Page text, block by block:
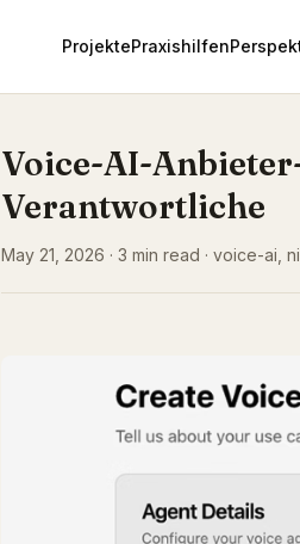
ProjektePraxishilfen
Voice-AI-
Verantwortliche
May 21, 2026 · 3 min read · voice-